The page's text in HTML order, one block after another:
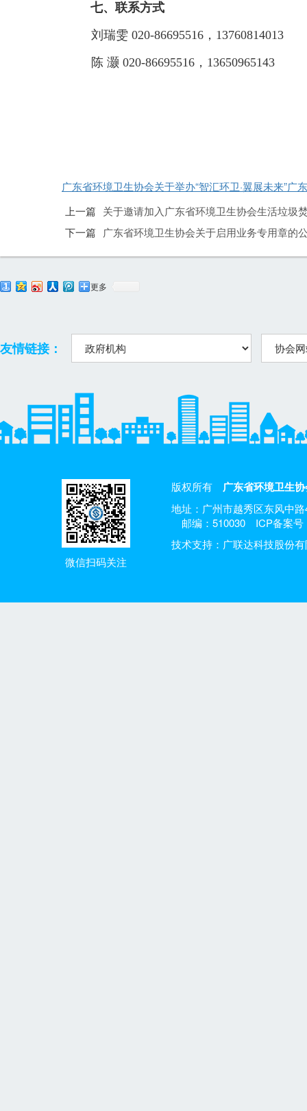
七、联系方式
刘瑞雯 020-86695516，13760814013
陈 灏 020-86695516，13650965143
广东省环境卫生协会关于举办“智汇环卫·翼展未来”
上一篇 关于邀请加入广东省环境卫生协会生活垃圾
下一篇
广东省环境卫生协会关于启用业务专用章的
更多
友情链接：
微信扫码关注
版权所有 广东省环境卫生
地址：广州市越秀区东风中
邮编：510030
ICP备案号
技术支持：广联达科技股份